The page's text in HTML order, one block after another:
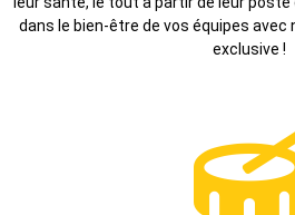
dans le bien-être de vos équipes
exclusive !